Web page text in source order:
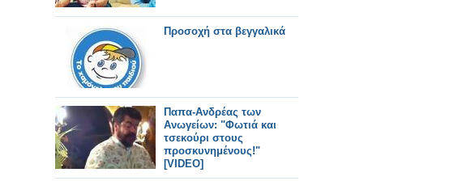
Προσοχή στα βεγγαλικά
Παπα-Ανδρέας των
Ανωγείων: "Φωτιά και
τσεκούρι στους
προσκυνημένους!"
[VIDEO]